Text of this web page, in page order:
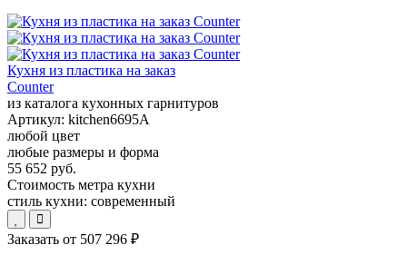
Кухня из пластика на заказ
Counter
из каталога кухонных гарнитуров
Артикул: kitchen6695A
любой цвет
любые размеры и форма
55 652 руб.
Стоимость метра кухни
стиль кухни: современный
Заказать от 507 296 ₽